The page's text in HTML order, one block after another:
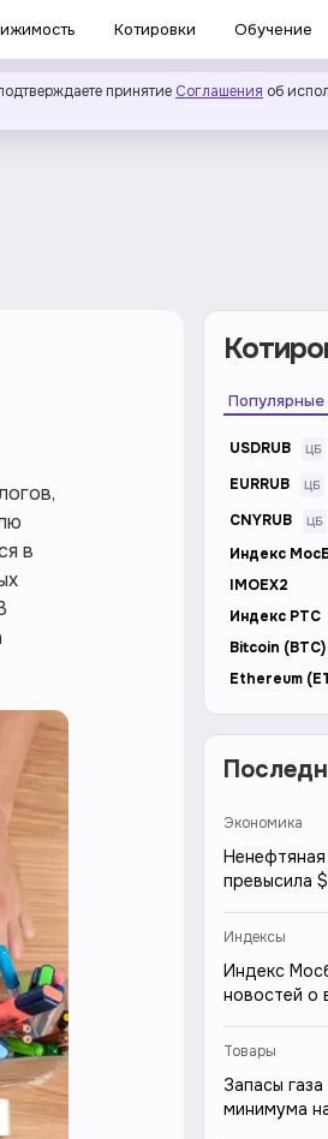
Котировки Обучение
принятие Соглашения об
в
Популярные
USDRUB
EURRUB
CNYRUB
Индекс
IMOEX2
Индекс РТС
Bitcoin (BTC)
Ethereum
Экономика
превысила
Индексы
Индекс
новостей о
Товары
Запасы
минимума